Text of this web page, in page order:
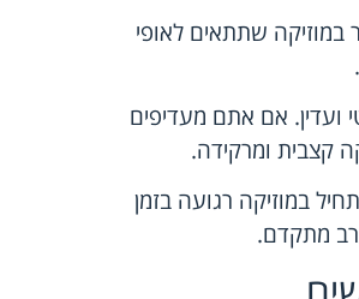
שתתאים לאופי
ועדין. אם אתם מעדיפים
קצבית ומרקידה.
במוזיקה רגועה בזמן
מתקדם.